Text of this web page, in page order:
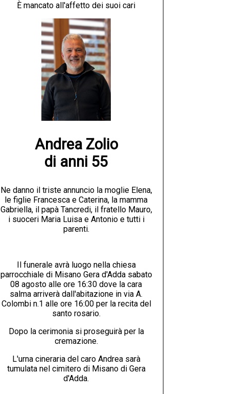
È mancato all'affetto dei suoi cari
Andrea Zolio
di anni 55
Ne danno il triste annuncio la moglie Elena,
le figlie Francesca e Caterina, la mamma
Gabriella, il papà Tancredi, il fratello Mauro,
i suoceri Maria Luisa e Antonio e tutti i
parenti.
Il funerale avrà luogo nella chiesa
parrocchiale di Misano Gera d'Adda sabato
08 agosto alle ore 16:30 dove la cara
salma arriverà dall'abitazione in via A.
Colombi n.1 alle ore 16:00 per la recita del
santo rosario.
Dopo la cerimonia si proseguirà per la
cremazione.
L'urna cineraria del caro Andrea sarà
tumulata nel cimitero di Misano di Gera
d'Adda.